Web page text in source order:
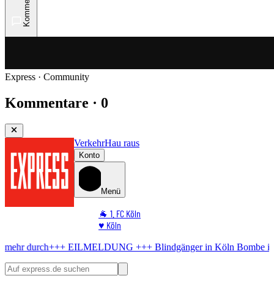
Express · Community
Kommentare · 0
VerkehrHau raus
Konto
Menü
🐐 1. FC Köln
♥️ Köln
🏆 Sport
+++Blindgänger in KölnBombe im Rhein! Hier kommt